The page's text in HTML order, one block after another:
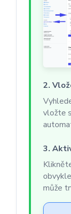
2.
vložte
3.
může